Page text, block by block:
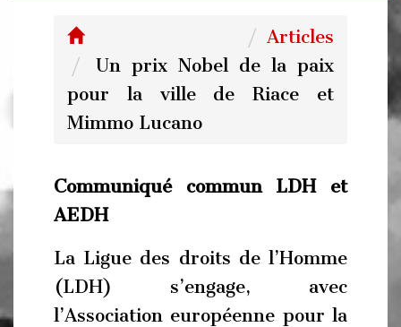
Articles
Un prix Nobel de la paix
pour la ville de Riace et
Mimmo Lucano
Communiqué commun LDH et
AEDH
La Ligue des droits de l’Homme
(LDH) s’engage, avec
l’Association européenne pour la